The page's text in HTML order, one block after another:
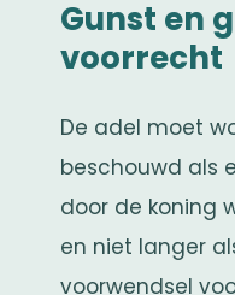
Gunst en
voorrecht
De adel moet
beschouwd als
door de koning
en niet langer
voorwendsel